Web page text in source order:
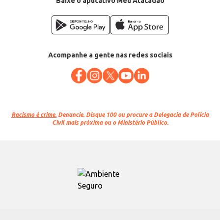
Acompanhe a gente nas redes sociais
Racismo é crime. Denuncie. Disque 100 ou procure a Delegacia de Polícia
Civil mais próxima ou o Ministério Público.